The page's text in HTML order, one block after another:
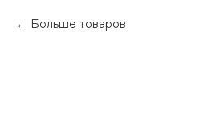
Больше товаров